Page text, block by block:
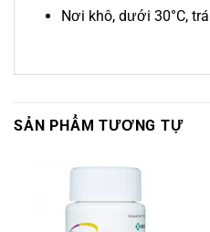
Nơi khô, dưới 30°C,
SẢN PHẨM TƯƠNG TỰ